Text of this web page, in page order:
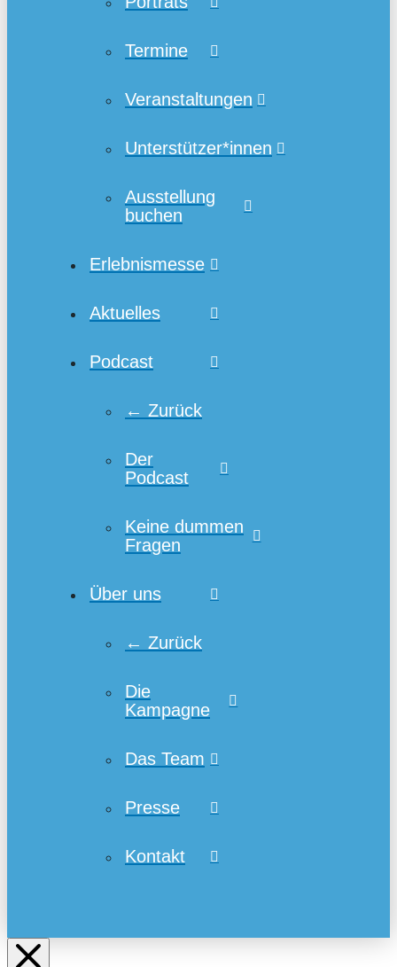
Termine
Veranstaltungen
Unterstützer*innen
Ausstellung
buchen
Erlebnismesse
Aktuelles
Podcast
← Zurück
Der
Podcast
Keine dummen
Fragen
Über uns
← Zurück
Die
Kampagne
Das Team
Presse
Kontakt